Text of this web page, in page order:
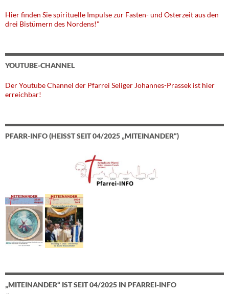
Hier finden Sie spirituelle Impulse zur Fasten- und Osterzeit aus den
drei Bistümern des Nordens!"
YOUTUBE-CHANNEL
Der Youtube Channel der Pfarrei Seliger Johannes-Prassek ist hier
erreichbar!
PFARR-INFO (HEISST SEIT 04/2025 „MITEINANDER“)
„MITEINANDER“ IST SEIT 04/2025 IN PFARREI-INFO